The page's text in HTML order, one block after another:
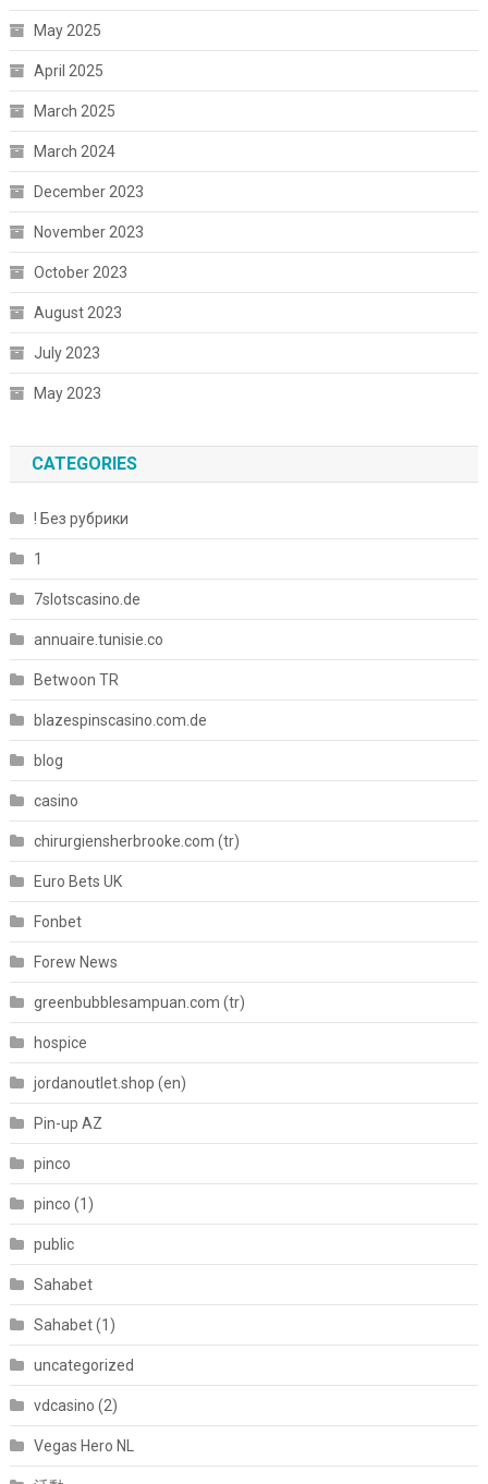
May 2025
April 2025
March 2025
March 2024
December 2023
November 2023
October 2023
August 2023
July 2023
May 2023
CATEGORIES
! Без рубрики
1
7slotscasino.de
annuaire.tunisie.co
Betwoon TR
blazespinscasino.com.de
blog
casino
chirurgiensherbrooke.com (tr)
Euro Bets UK
Fonbet
Forew News
greenbubblesampuan.com (tr)
hospice
jordanoutlet.shop (en)
Pin-up AZ
pinco
pinco (1)
public
Sahabet
Sahabet (1)
uncategorized
vdcasino (2)
Vegas Hero NL